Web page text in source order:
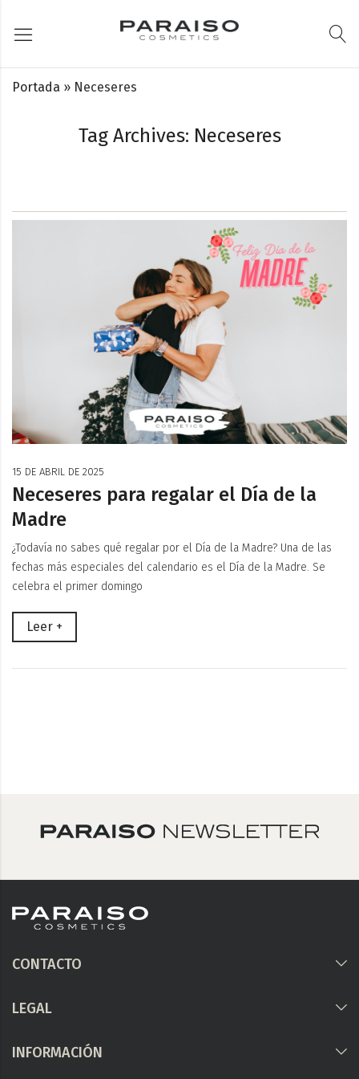
Tag Archives: Neceseres
Portada » Neceseres
15 DE ABRIL DE 2025
Neceseres para regalar el Día de la
Madre
¿Todavía no sabes qué regalar por el Día de la Madre? Una de las
fechas más especiales del calendario es el Día de la Madre. Se
celebra el primer domingo
Leer +
CONTACTO
LEGAL
INFORMACIÓN